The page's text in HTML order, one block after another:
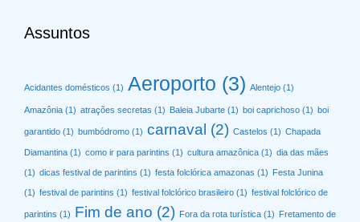
Assuntos
Acidantes domésticos (1) Aeroporto (3) Alentejo (1)
Amazônia (1) atrações secretas (1) Baleia Jubarte (1) boi caprichoso (1) boi
garantido (1) bumbódromo (1) carnaval (2) Castelos (1) Chapada
Diamantina (1) como ir para parintins (1) cultura amazônica (1) dia das mães
(1) dicas festival de parintins (1) festa folclórica amazonas (1) Festa Junina
(1) festival de parintins (1) festival folclórico brasileiro (1) festival folclórico de
parintins (1) Fim de ano (2) Fora da rota turística (1) Fretamento de